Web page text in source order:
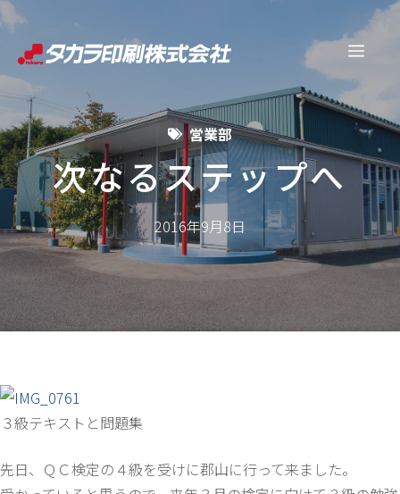
コ
ン
へ
ス
キ
プ
メ
ュ
ー
営業部
次なるステップへ
2016年9月8日
３級テキストと問題集
先日、ＱＣ検定の４級を受けに郡山に行って来ました。